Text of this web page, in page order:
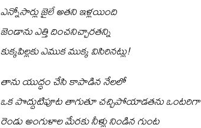
ఎన్నోసార్లు జైలే అతని ఇళ్లయింది
జెండాను ఎత్తి దించనిచ్చారతన్ని
కుక్కపిల్లకు ఎముక ముక్క విసిరినట్లు!
తాను యుద్ధం చేసి కాపాడిన నేలలో
ఒక పొద్దుటిపూట తాగుతూ చచ్చిపోయాడతను ఒంటరిగా
రెండు అంగుళాల మేరకు నీళ్లు నిండిన గుంట